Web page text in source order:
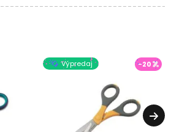
Výpredaj -20